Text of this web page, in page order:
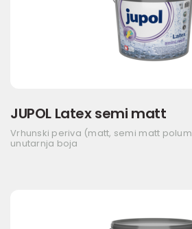
JUPOL Latex semi matt
Vrhunski periva (matt, semi matt
unutarnja boja